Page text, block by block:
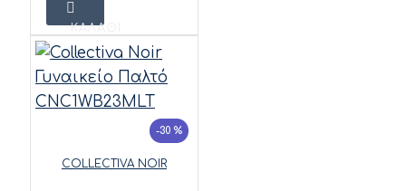
ΚΑΛΆΘΙ
-30 %
COLLECTIVA NOIR